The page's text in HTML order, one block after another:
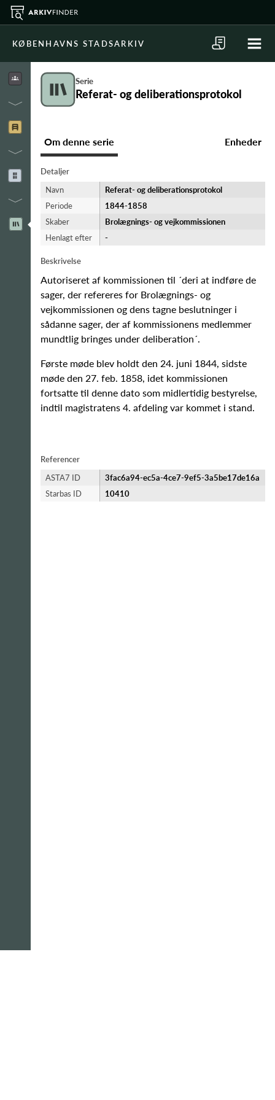
KØBENHAVNS STADSARKIV
Serie
Referat- og deliberationsprotokol
Om denne serie Enheder
Detaljer
Navn
Referat- og deliberationsprotokol
Periode
1844-​1858
Skaber
Brolægnings- og vejkommissionen
Henlagt efter
-
Beskrivelse
Autoriseret af kommissionen til ´deri at indføre de
sager, der refereres for Brolægnings- og
vejkommissionen og dens tagne beslutninger i
sådanne sager, der af kommissionens medlemmer
mundtlig bringes under deliberation´.
Første møde blev holdt den 24. juni 1844, sidste
møde den 27. feb. 1858, idet kommissionen
fortsatte til denne dato som midlertidig bestyrelse,
indtil magistratens 4. afdeling var kommet i stand.
Referencer
ASTA7 ID
3fac6a94-ec5a-4ce7-9ef5-3a5be17de16a
Starbas ID
10410